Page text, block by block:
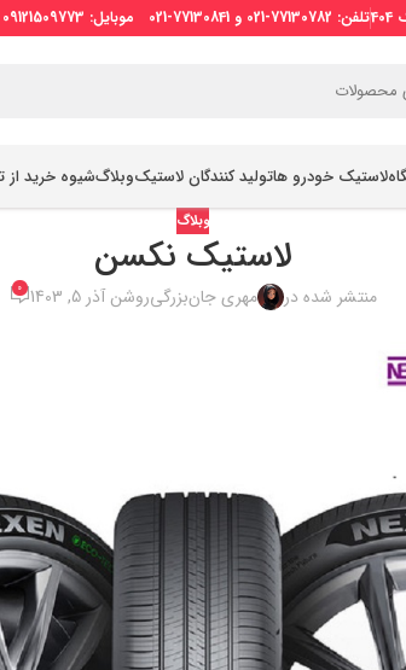
تلفن: 77130782-021 و 77130841-021 موبایل: 09121509773
لاستیک خودرو هاتولید کنندگان لاستیکوبلاگشیوه خرید از
وبلاگ
لاستیک نکسن
منتشر شده در مهری جان‌بزرگیروشن آذر 5, 1403 0